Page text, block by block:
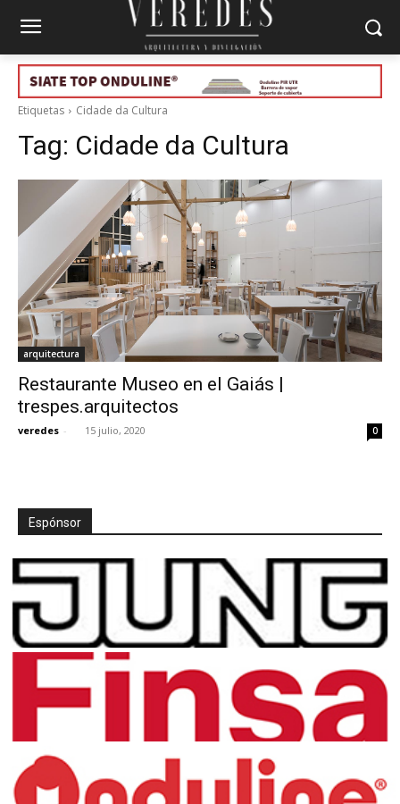
Etiquetas Cidade da Cultura
Tag: Cidade da Cultura
arquitectura
Restaurante Museo en el Gaiás |
trespes.arquitectos
veredes - 15 julio, 2020 0
Espónsor